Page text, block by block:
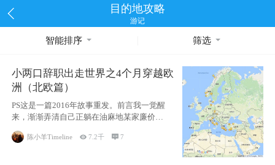
目的地攻略
游记
智能排序 筛选
小两口辞职出走世界之4个月穿越欧
洲（北欧篇）
PS这是一篇2016年故事重发。前言我一觉醒
来，渐渐弄清自己正躺在油麻地某家廉价宾
馆
陈小羊Timeline 7.2千 7